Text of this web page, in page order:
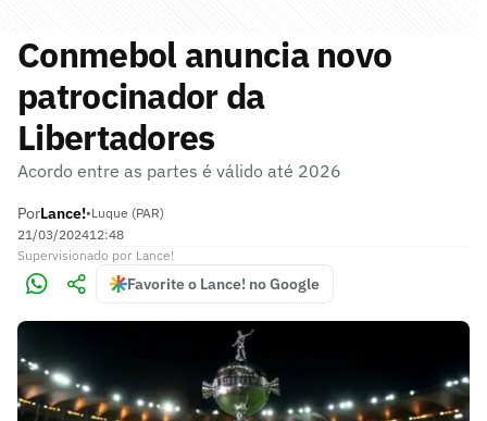
Conmebol anuncia novo
patrocinador da
Libertadores
Acordo entre as partes é válido até 2026
PorLance!•Luque (PAR)
21/03/202412:48
Supervisionado por Lance!
Favorite o Lance! no Google